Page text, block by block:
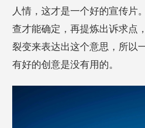
人情，这才是一个好的宣传片
查才能确定，再提炼出诉求点
裂变来表达出这个意思，所以
有好的创意是没有用的。